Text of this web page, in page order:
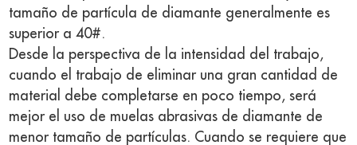
tamaño de partícula de diamante generalmente es
superior a 40#.
Desde la perspectiva de la intensidad del trabajo,
cuando el trabajo de eliminar una gran cantidad de
material debe completarse en poco tiempo, será
mejor el uso de muelas abrasivas de diamante de
menor tamaño de partículas. Cuando se requiere que